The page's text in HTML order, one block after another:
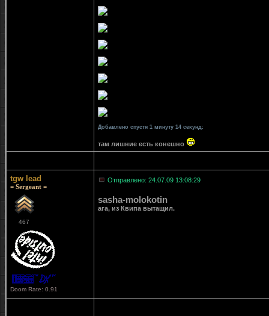
Добавлено спустя 1 минуту 14 секунд:
там лишние есть конешно
tgw lead
= Sergeant =
467
Doom Rate: 0.91
Отправлено: 24.07.09 13:08:29
sasha-molokotin
ага, из Квипа вытащил.